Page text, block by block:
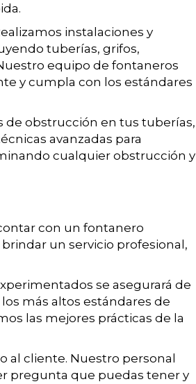
instalaciones y
tuberías, grifos,
equipo de fontaneros
y cumpla con los estándares
de obstrucción en tus tuberías,
avanzadas para
cualquier obstrucción y
con un fontanero
un servicio profesional,
se asegurará de
más altos estándares de
las mejores prácticas de la
al cliente. Nuestro personal
pregunta que puedas tener y